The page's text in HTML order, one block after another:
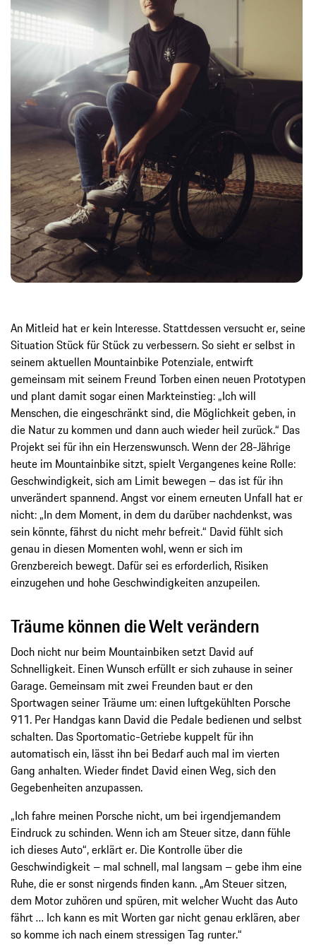
An Mitleid hat er kein Interesse. Stattdessen versucht er, seine
Situation Stück für Stück zu verbessern. So sieht er selbst in
seinem aktuellen Mountainbike Potenziale, entwirft
gemeinsam mit seinem Freund Torben einen neuen Prototypen
und plant damit sogar einen Markteinstieg: „Ich will
Menschen, die eingeschränkt sind, die Möglichkeit geben, in
die Natur zu kommen und dann auch wieder heil zurück.“ Das
Projekt sei für ihn ein Herzenswunsch. Wenn der 28-Jährige
heute im Mountainbike sitzt, spielt Vergangenes keine Rolle:
Geschwindigkeit, sich am Limit bewegen – das ist für ihn
unverändert spannend. Angst vor einem erneuten Unfall hat er
nicht: „In dem Moment, in dem du darüber nachdenkst, was
sein könnte, fährst du nicht mehr befreit.“ David fühlt sich
genau in diesen Momenten wohl, wenn er sich im
Grenzbereich bewegt. Dafür sei es erforderlich, Risiken
einzugehen und hohe Geschwindigkeiten anzupeilen.
Träume können die Welt verändern
Doch nicht nur beim Mountainbiken setzt David auf
Schnelligkeit. Einen Wunsch erfüllt er sich zuhause in seiner
Garage. Gemeinsam mit zwei Freunden baut er den
Sportwagen seiner Träume um: einen luftgekühlten Porsche
911. Per Handgas kann David die Pedale bedienen und selbst
schalten. Das Sportomatic-Getriebe kuppelt für ihn
automatisch ein, lässt ihn bei Bedarf auch mal im vierten
Gang anhalten. Wieder findet David einen Weg, sich den
Gegebenheiten anzupassen.
„Ich fahre meinen Porsche nicht, um bei irgendjemandem
Eindruck zu schinden. Wenn ich am Steuer sitze, dann fühle
ich dieses Auto“, erklärt er. Die Kontrolle über die
Geschwindigkeit – mal schnell, mal langsam – gebe ihm eine
Ruhe, die er sonst nirgends finden kann. „Am Steuer sitzen,
dem Motor zuhören und spüren, mit welcher Wucht das Auto
fährt … Ich kann es mit Worten gar nicht genau erklären, aber
so komme ich nach einem stressigen Tag runter.“